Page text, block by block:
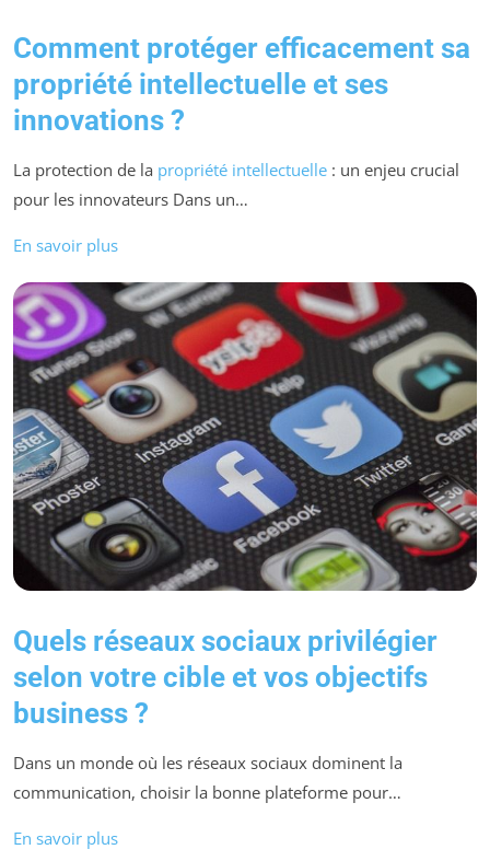
Comment protéger efficacement sa
propriété intellectuelle et ses
innovations ?
La protection de la propriété intellectuelle : un enjeu crucial
pour les innovateurs Dans un…
En savoir plus
Quels réseaux sociaux privilégier
selon votre cible et vos objectifs
business ?
Dans un monde où les réseaux sociaux dominent la
communication, choisir la bonne plateforme pour…
En savoir plus